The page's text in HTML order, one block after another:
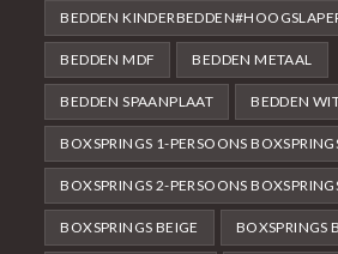
BEDDEN
BEDDEN MDF BEDDEN METAAL
BEDDEN SPAANPLAAT BEDDEN
BOXSPRINGS 1-PERSOONS
BOXSPRINGS 2-PERSOONS
BOXSPRINGS BEIGE BOXSPRINGS